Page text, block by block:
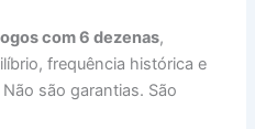
com 6 dezenas,
frequência histórica e
são garantias. São